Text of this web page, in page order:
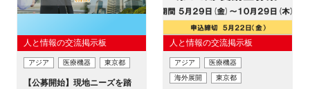
お問い合わせ
人と情報の交流掲示板
アジア 医療機器 東京都
【公募開始】現地ニーズを踏
人と情報の交流掲示板
アジア
医療機器
海外展開
東京都